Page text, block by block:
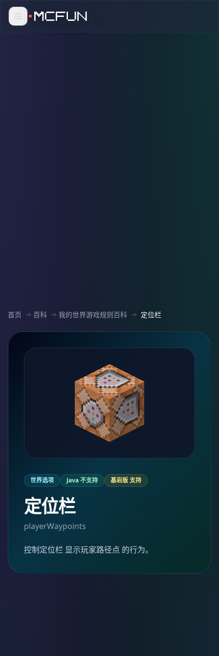
首页 百科 我的世界游戏规则百科 定位栏
世界选项 Java 不支持 基岩版 支持
定位栏
playerWaypoints
控制定位栏 显示玩家路径点 的行为。